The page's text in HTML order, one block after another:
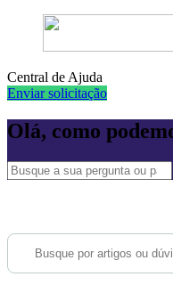
Central de Ajuda
Enviar solicitação
Olá, como